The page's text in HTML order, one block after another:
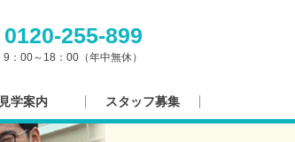
0120-255-899
9：00～18：00（年中無休）
見学案内 スタッフ募集